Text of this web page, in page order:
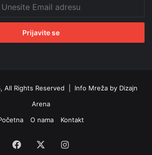
All Rights Reserved | Info Mreža by Dizajn
Arena
O nama Kontakt
Facebook Instagram